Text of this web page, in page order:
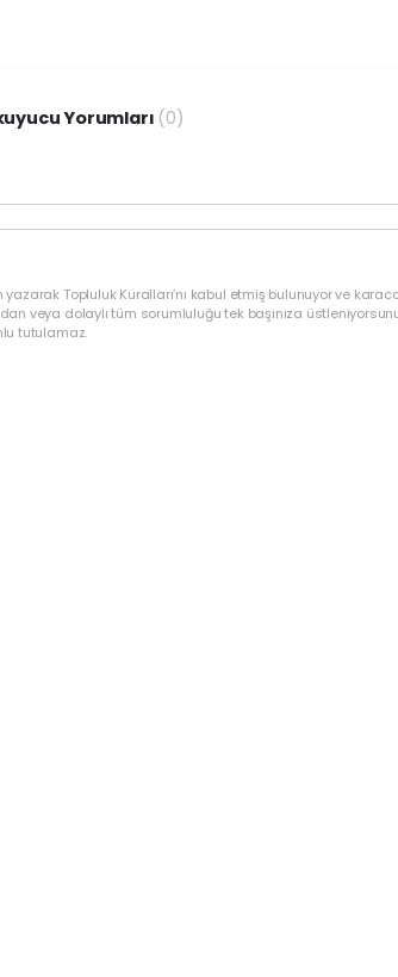
Yorumları (0)
yazarak Topluluk Kuralları’nı kabul etmiş bulunuyor ve
veya dolaylı tüm sorumluluğu tek başınıza
tutulamaz.